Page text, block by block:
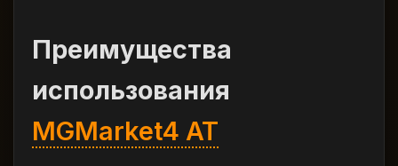
Преимущества
использования
MGMarket4 AT